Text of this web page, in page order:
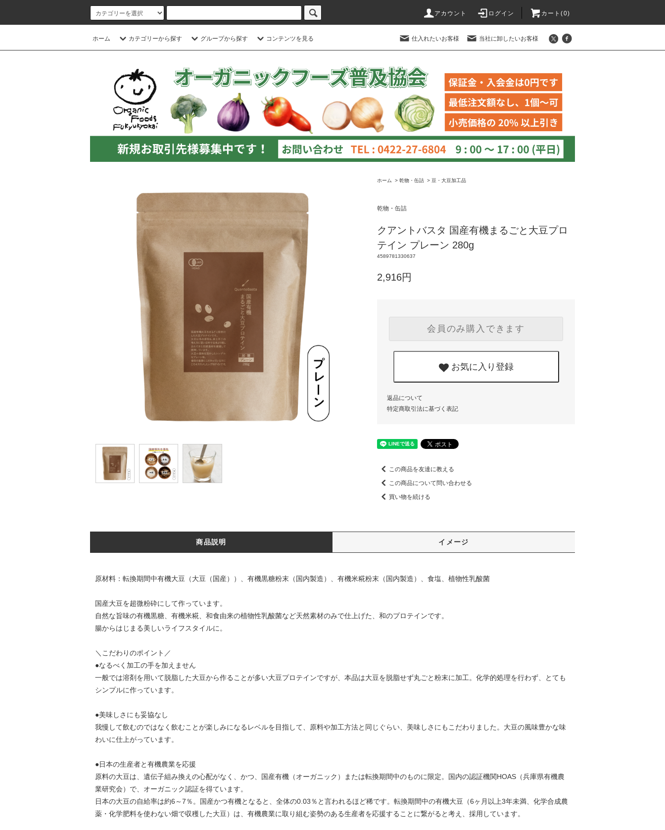
アカウント ログイン カート(0)
ホーム カテゴリーから探す グループから探す コンテンツを見る 仕入れたいお客様 当社に卸したいお客様
ホーム > 乾物・缶詰 > 豆・大豆加工品
乾物・缶詰
クアントバスタ 国産有機まるごと大豆プロ
テイン プレーン 280g
4589781330637
2,916円
会員のみ購入できます
お気に入り登録
返品について
特定商取引法に基づく表記
この商品を友達に教える
この商品について問い合わせる
買い物を続ける
商品説明 イメージ
原材料：転換期間中有機大豆（大豆（国産））、有機黒糖粉末（国内製造）、有機米糀粉末（国内製造）、食塩、植物性乳酸菌
国産大豆を超微粉砕にして作っています。
自然な旨味の有機黒糖、有機米糀、和食由来の植物性乳酸菌など天然素材のみで仕上げた、和のプロテインです。
腸からはじまる美しいライフスタイルに。
＼こだわりのポイント／
●なるべく加工の手を加えません
一般では溶剤を用いて脱脂した大豆から作ることが多い大豆プロテインですが、本品は大豆を脱脂せず丸ごと粉末に加工。化学的処理を行わず、とても
シンプルに作っています。
●美味しさにも妥協なし
我慢して飲むのではなく飲むことが楽しみになるレベルを目指して、原料や加工方法と同じぐらい、美味しさにもこだわりました。大豆の風味豊かな味
わいに仕上がっています。
●日本の生産者と有機農業を応援
原料の大豆は、遺伝子組み換えの心配がなく、かつ、国産有機（オーガニック）または転換期間中のものに限定。国内の認証機関HOAS（兵庫県有機農
業研究会）で、オーガニック認証を得ています。
日本の大豆の自給率は約6～7％。国産かつ有機となると、全体の0.03％と言われるほど稀です。転換期間中の有機大豆（6ヶ月以上3年未満、化学合成農
薬・化学肥料を使わない畑で収穫した大豆）は、有機農業に取り組む姿勢のある生産者を応援することに繋がると考え、採用しています。